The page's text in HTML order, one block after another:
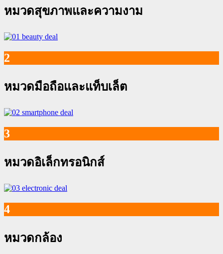
หมวดสุขภาพและความงาม
2
หมวดมือถือและแท็บเล็ต
3
หมวดอิเล็กทรอนิกส์
4
หมวดกล้อง